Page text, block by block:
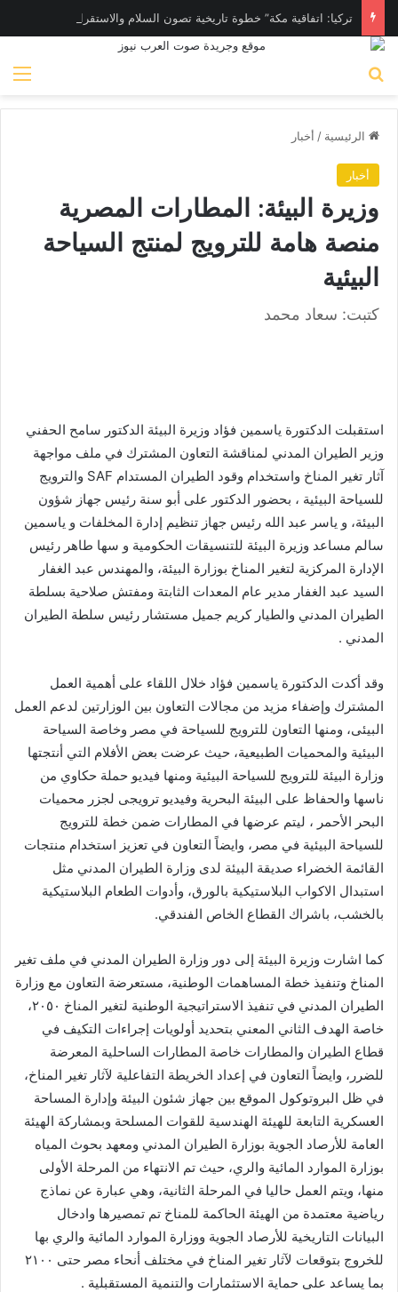
تركيا: اتفاقية مكة” خطوة تاريخية تصون السلام والاستقرار
الرئيسية / أخبار
أخبار
وزيرة البيئة: المطارات المصرية
منصة هامة للترويج لمنتج السياحة
البيئية
كتبت: سعاد محمد
استقبلت الدكتورة ياسمين فؤاد وزيرة البيئة الدكتور سامح الحفني
وزير الطيران المدني لمناقشة التعاون المشترك في ملف مواجهة
آثار تغير المناخ واستخدام وقود الطيران المستدام SAF والترويج
للسياحة البيئية ، بحضور الدكتور على أبو سنة رئيس جهاز شؤون
البيئة، و ياسر عبد الله رئيس جهاز تنظيم إدارة المخلفات و ياسمين
سالم مساعد وزيرة البيئة للتنسيقات الحكومية و سها طاهر رئيس
الإدارة المركزية لتغير المناخ بوزارة البيئة، والمهندس عبد الغفار
السيد عبد الغفار مدير عام المعدات الثابتة ومفتش صلاحية بسلطة
الطيران المدني والطيار كريم جميل مستشار رئيس سلطة الطيران
المدني .
وقد أكدت الدكتورة ياسمين فؤاد خلال اللقاء على أهمية العمل
المشترك وإضفاء مزيد من مجالات التعاون بين الوزارتين لدعم العمل
البيئى، ومنها التعاون للترويج للسياحة في مصر وخاصة السياحة
البيئية والمحميات الطبيعية، حيث عرضت بعض الأفلام التي أنتجتها
وزارة البيئة للترويج للسياحة البيئية ومنها فيديو حملة حكاوي من
ناسها والحفاظ على البيئة البحرية وفيديو ترويجى لجزر محميات
البحر الأحمر ، ليتم عرضها في المطارات ضمن خطة للترويج
للسياحة البيئية في مصر، وايضاً التعاون في تعزيز استخدام منتجات
القائمة الخضراء صديقة البيئة لدى وزارة الطيران المدني مثل
استبدال الاكواب البلاستيكية بالورق، وأدوات الطعام البلاستيكية
بالخشب، باشراك القطاع الخاص الفندقي.
كما اشارت وزيرة البيئة إلى دور وزارة الطيران المدني في ملف تغير
المناخ وتنفيذ خطة المساهمات الوطنية، مستعرضة التعاون مع وزارة
الطيران المدني في تنفيذ الاستراتيجية الوطنية لتغير المناخ ٢٠٥٠،
خاصة الهدف الثاني المعني بتحديد أولويات إجراءات التكيف في
قطاع الطيران والمطارات خاصة المطارات الساحلية المعرضة
للضرر، وايضاً التعاون في إعداد الخريطة التفاعلية لآثار تغير المناخ،
في ظل البروتوكول الموقع بين جهاز شئون البيئة وإدارة المساحة
العسكرية التابعة للهيئة الهندسية للقوات المسلحة وبمشاركة الهيئة
العامة للأرصاد الجوية بوزارة الطيران المدني ومعهد بحوث المياه
بوزارة الموارد المائية والري، حيث تم الانتهاء من المرحلة الأولى
منها، ويتم العمل حاليا في المرحلة الثانية، وهي عبارة عن نماذج
رياضية معتمدة من الهيئة الحاكمة للمناخ تم تمصيرها وادخال
البيانات التاريخية للأرصاد الجوية ووزارة الموارد المائية والري بها
للخروج بتوقعات لآثار تغير المناخ في مختلف أنحاء مصر حتى ٢١٠٠
بما يساعد على حماية الاستثمارات والتنمية المستقبلية .